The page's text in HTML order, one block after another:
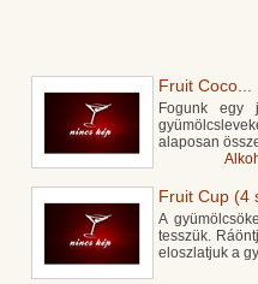
Fruit Coco...
Fogunk egy
alaposan
Fruit Cup (4
A
tesszük.
eloszlatjuk a